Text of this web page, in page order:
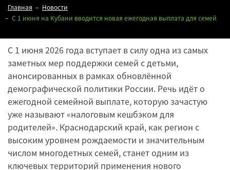
Главная
Новости
С 1 июня на Кубани вводится новая ежегодная выплата для семей
С 1 июня 2026 года вступает в силу одна из самых
заметных мер поддержки семей с детьми,
анонсированных в рамках обновлённой
демографической политики России. Речь идёт о
ежегодной семейной выплате, которую зачастую
уже называют «налоговым кешбэком для
родителей». Краснодарский край, как регион с
высоким уровнем рождаемости и значительным
числом многодетных семей, станет одним из
ключевых территорий применения нового